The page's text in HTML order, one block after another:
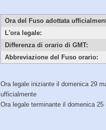
Ora del Fuso adottata
L'ora legale:
Differenza di orario di GMT:
Abbreviazione del Fuso orario:
Ora legale iniziante il domenica 29
ufficialmente
Ora legale terminante il domenica